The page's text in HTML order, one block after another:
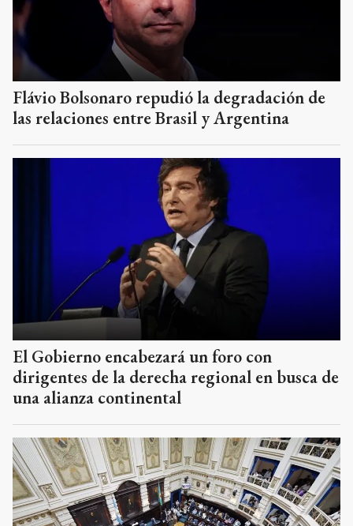
Flávio Bolsonaro repudió la degradación de
las relaciones entre Brasil y Argentina
El Gobierno encabezará un foro con
dirigentes de la derecha regional en busca de
una alianza continental